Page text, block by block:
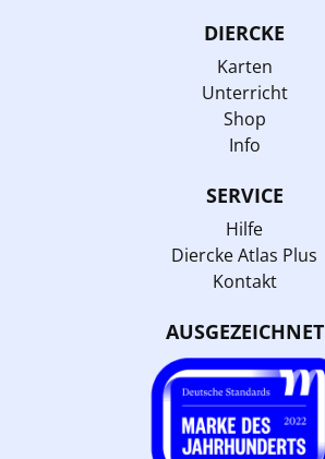
DIERCKE
Karten
Unterricht
Shop
Info
SERVICE
Hilfe
Diercke Atlas Plus
Kontakt
AUSGEZEICHNET